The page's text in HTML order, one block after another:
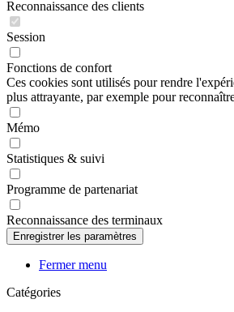
Reconnaissance des clients
Session
Fonctions de confort
Ces cookies sont utilisés pour rendre
plus attrayante, par exemple pour
Mémo
Statistiques & suivi
Programme de partenariat
Reconnaissance des terminaux
Fermer menu
Catégories